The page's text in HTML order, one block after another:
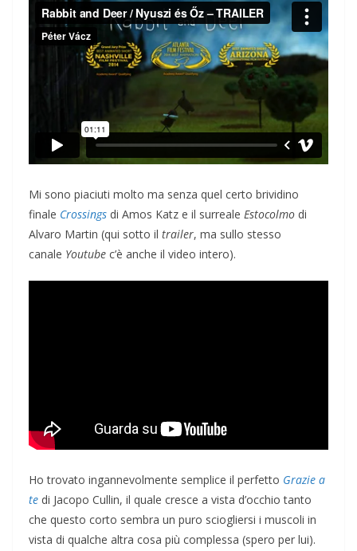
Mi sono piaciuti molto ma senza quel certo brividino
finale Crossings di Amos Katz e il surreale Estocolmo di
Alvaro Martin (qui sotto il trailer, ma sullo stesso
canale Youtube c’è anche il video intero).
Ho trovato ingannevolmente semplice il perfetto Grazie a
te di Jacopo Cullin, il quale cresce a vista d’occhio tanto
che questo corto sembra un puro sciogliersi i muscoli in
vista di qualche altra cosa più complessa (spero per lui).